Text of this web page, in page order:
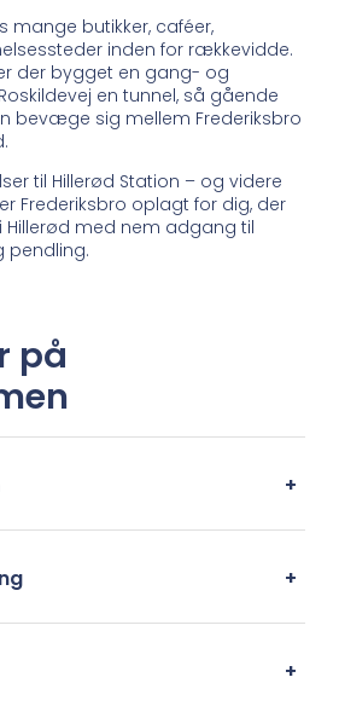
mange butikker, caféer,
inden for rækkevidde.
der bygget en gang- og
en tunnel, så gående
bevæge sig mellem Frederiksbro
til Hillerød Station – og videre
Frederiksbro oplagt for dig, der
Hillerød med nem adgang til
pendling.
på
+
+
+